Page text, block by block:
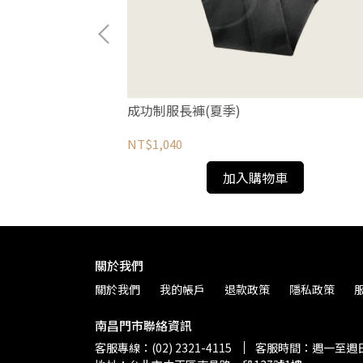
成功制服長褲(夏季)
NT$1,040
加入購物車
關於我們
關於我們 我的帳戶 退款政策 隱私政策
南昌門市聯絡資訊
客服專線：(02) 2321-4115
客服時間：週一至週